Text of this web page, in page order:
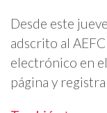
Desde este
adscrito al
electrónico en
página y